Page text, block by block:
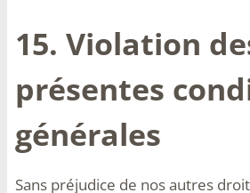
15. Violation
présentes
générales
Sans préjudice de nos autres